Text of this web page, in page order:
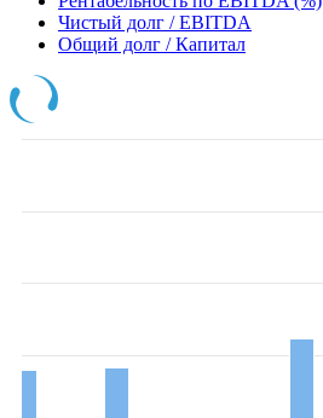
Чистый долг / EBITDA
Общий долг / Капитал